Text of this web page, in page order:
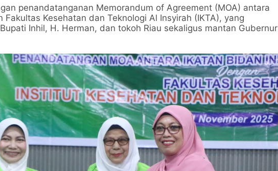
penandatanganan Memorandum of Agreement (MOA) antara
Fakultas Kesehatan dan Teknologi Al Insyirah (IKTA), yang
Inhil, H. Herman, dan tokoh Riau sekaligus mantan Gubernur